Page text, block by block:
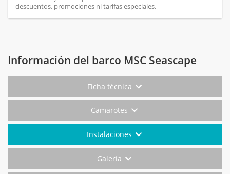
descuentos, promociones ni tarifas especiales.
Información del barco MSC Seascape
Ficha técnica
Camarotes
Instalaciones
Galería